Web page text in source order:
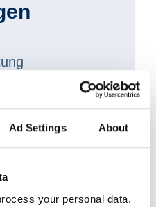
Ad Settings About
your personal data,